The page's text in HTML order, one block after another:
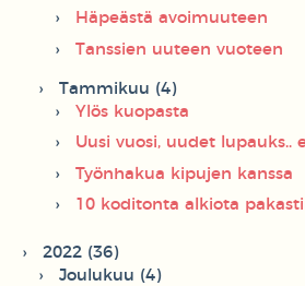
Häpeästä avoimuuteen
Tanssien uuteen vuoteen
Tammikuu (4)
Ylös kuopasta
Uusi vuosi, uudet lupauks..
Työnhakua kipujen kanssa
10 koditonta alkiota
2022 (36)
Joulukuu (4)